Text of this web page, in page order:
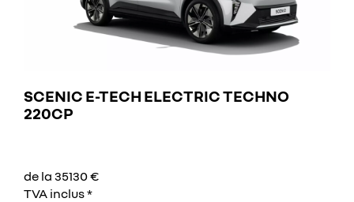
SCENIC E-TECH ELECTRIC TECHNO
220CP
de la 35130 €
TVA inclus *